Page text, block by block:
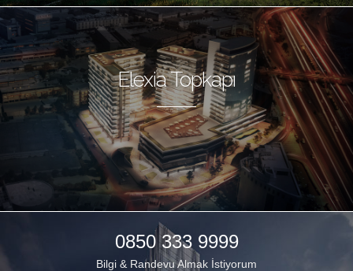
Elexia Topkapı
0850 333 9999
Bilgi & Randevu Almak İstiyorum